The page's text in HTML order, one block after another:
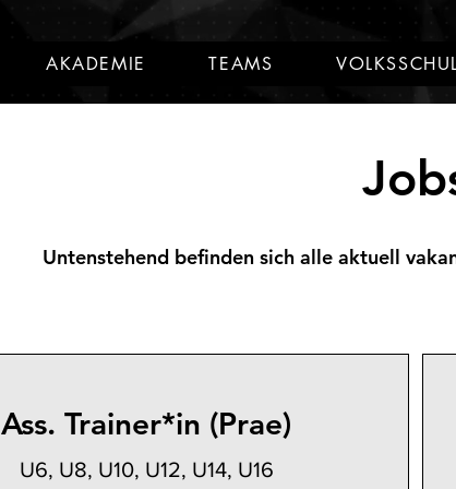
AKADEMIE TEAMS
Untenstehend befinden sich alle aktuell
Ass. Trainer*in (Prae)
U6, U8, U10, U12, U14, U16